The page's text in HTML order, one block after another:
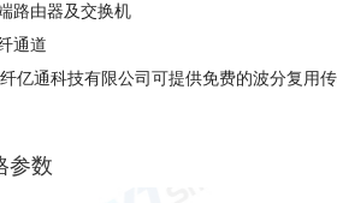
路由器及交换机
通道
亿通科技有限公司可提供免费的波分复用
参数